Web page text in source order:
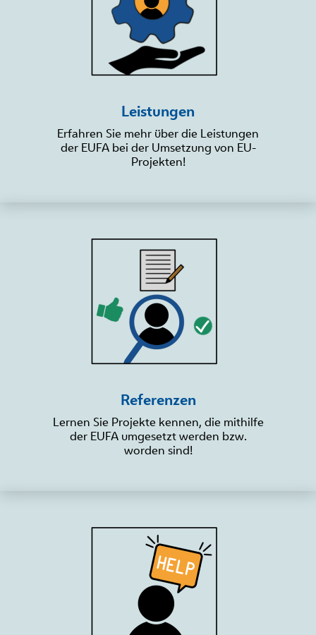
Leistungen
Erfahren Sie mehr über die Leistungen
der EUFA bei der Umsetzung von EU-
Projekten!
Referenzen
Lernen Sie Projekte kennen, die mithilfe
der EUFA umgesetzt werden bzw.
worden sind!